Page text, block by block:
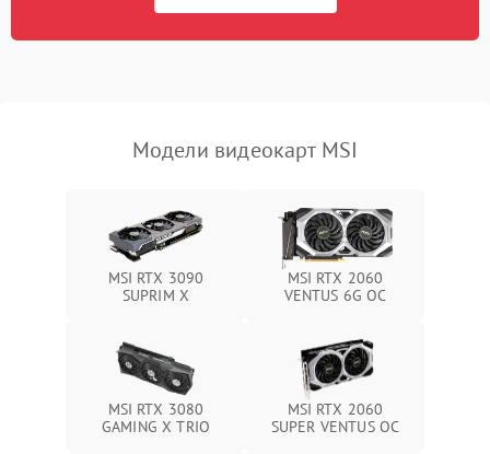
Программные сбои
Модели видеокарт MSI
MSI RTX 3090
SUPRIM X
MSI RTX 2060
VENTUS 6G OC
MSI RTX 3080
GAMING X TRIO
MSI RTX 2060
SUPER VENTUS OC